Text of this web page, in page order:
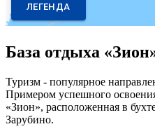
База отдыха
Туризм - популярное
Примером успешного
«Зион», расположенная в
Зарубино.